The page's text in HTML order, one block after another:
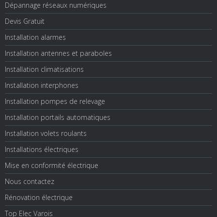
Dépannage réseaux numériques
Devis Gratuit
Installation alarmes
Installation antennes et paraboles
Installation climatisations
Installation interphones
Installation pompes de relevage
Installation portails automatiques
Installation volets roulants
Installations électriques
Mise en conformité électrique
Nous contactez
Rénovation électrique
Top Elec Varois